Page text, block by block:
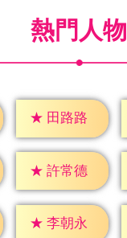
熱門人物
★ 田路路
★ 許常德
★ 李朝永